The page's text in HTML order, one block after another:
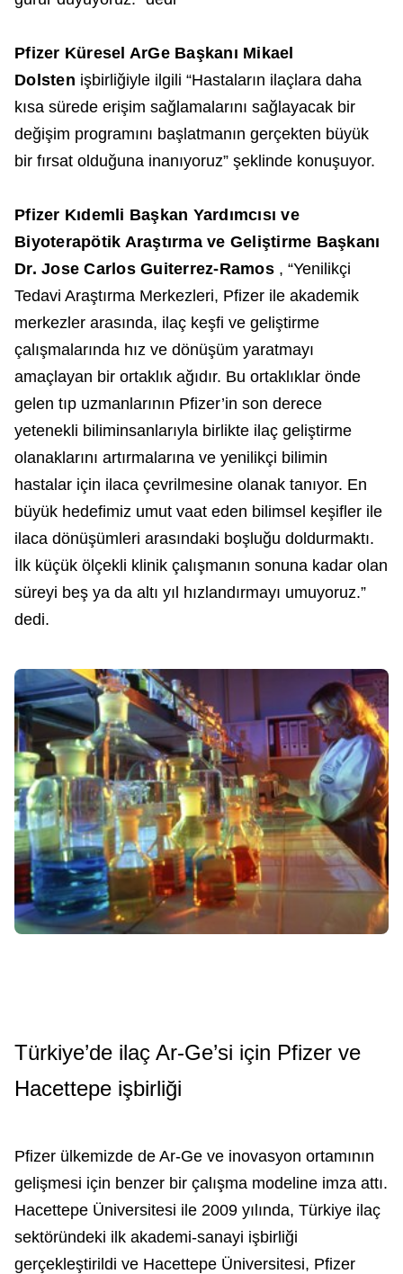
Pfizer Küresel ArGe Başkanı Mikael
Dolsten işbirliğiyle ilgili “Hastaların ilaçlara daha
kısa sürede erişim sağlamalarını sağlayacak bir
değişim programını başlatmanın gerçekten büyük
bir fırsat olduğuna inanıyoruz” şeklinde konuşuyor.
Pfizer Kıdemli Başkan Yardımcısı ve
Biyoterapötik Araştırma ve Geliştirme Başkanı
Dr. Jose Carlos Guiterrez-Ramos, “Yenilikçi
Tedavi Araştırma Merkezleri, Pfizer ile akademik
merkezler arasında, ilaç keşfi ve geliştirme
çalışmalarında hız ve dönüşüm yaratmayı
amaçlayan bir ortaklık ağıdır. Bu ortaklıklar önde
gelen tıp uzmanlarının Pfizer’in son derece
yetenekli biliminsanlarıyla birlikte ilaç geliştirme
olanaklarını artırmalarına ve yenilikçi bilimin
hastalar için ilaca çevrilmesine olanak tanıyor. En
büyük hedefimiz umut vaat eden bilimsel keşifler ile
ilaca dönüşümleri arasındaki boşluğu doldurmaktı.
İlk küçük ölçekli klinik çalışmanın sonuna kadar olan
süreyi beş ya da altı yıl hızlandırmayı umuyoruz.”
dedi.
Türkiye’de ilaç Ar-Ge’si için Pfizer ve
Hacettepe işbirliği
Pfizer ülkemizde de Ar-Ge ve inovasyon ortamının
gelişmesi için benzer bir çalışma modeline imza attı.
Hacettepe Üniversitesi ile 2009 yılında, Türkiye ilaç
sektöründeki ilk akademi-sanayi işbirliği
gerçekleştirildi ve Hacettepe Üniversitesi, Pfizer